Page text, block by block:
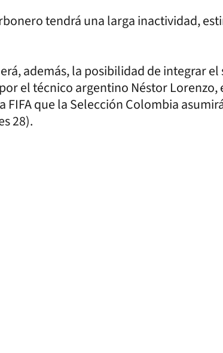
tendrá una larga inactividad,
además, la posibilidad de integrar
el técnico argentino Néstor
FIFA que la Selección Colombia
28).